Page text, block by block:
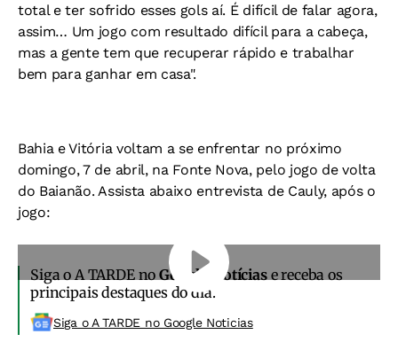
total e ter sofrido esses gols aí. É difícil de falar agora,
assim… Um jogo com resultado difícil para a cabeça,
mas a gente tem que recuperar rápido e trabalhar
bem para ganhar em casa".
Bahia e Vitória voltam a se enfrentar no próximo
domingo, 7 de abril, na Fonte Nova, pelo jogo de volta
do Baianão. Assista abaixo entrevista de Cauly, após o
jogo:
Siga o A TARDE noGoogle Notíciase receba os
principais destaques do dia.
Siga o A TARDE no Google Noticias